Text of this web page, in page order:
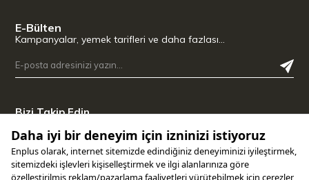
E-Bülten
Kampanyalar, yemek tarifleri ve daha fazlası…
Bizi Takip Edin